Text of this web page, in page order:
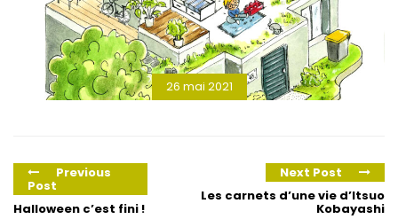
26 mai 2021
Previous
Post
Halloween c’est fini !
Next Post
Les carnets d’une vie d’Itsuo
Kobayashi